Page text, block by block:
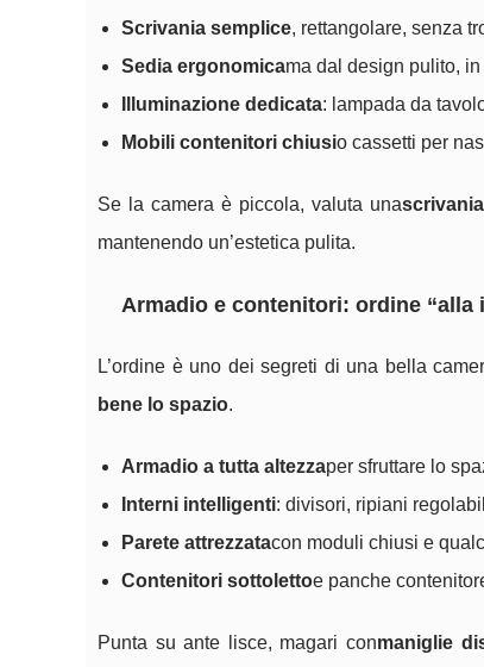
Scrivania semplice, rettangolare, senza
Sedia ergonomicama dal design pulito,
Illuminazione dedicata: lampada da
Mobili contenitori chiusio cassetti per
Se la camera è piccola, valuta una
mantenendo un’estetica pulita.
Armadio e contenitori: ordine “alla
L’ordine è uno dei segreti di una bella
bene lo spazio.
Armadio a tutta altezzaper sfruttare lo
Interni intelligenti: divisori, ripiani
Parete attrezzatacon moduli chiusi e
Contenitori sottolettoe panche
Punta su ante lisce, magari conmaniglie